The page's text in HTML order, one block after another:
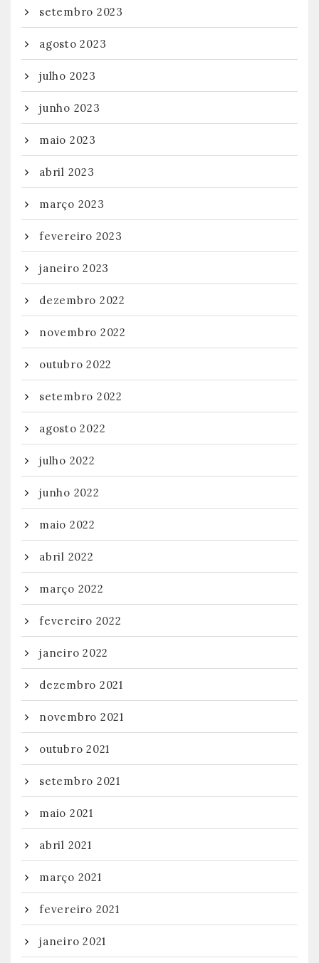
setembro 2023
agosto 2023
julho 2023
junho 2023
maio 2023
abril 2023
março 2023
fevereiro 2023
janeiro 2023
dezembro 2022
novembro 2022
outubro 2022
setembro 2022
agosto 2022
julho 2022
junho 2022
maio 2022
abril 2022
março 2022
fevereiro 2022
janeiro 2022
dezembro 2021
novembro 2021
outubro 2021
setembro 2021
maio 2021
abril 2021
março 2021
fevereiro 2021
janeiro 2021